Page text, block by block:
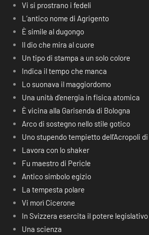
Vi si prostrano i fedeli
L’antico nome di Agrigento
È simile al dugongo
Il dio che mira al cuore
Un tipo di stampa a un solo colore
Indica il tempo che manca
Lo suonava il maggiordomo
Una unità d’energia in fisica atomica
È vicina alla Garisenda di Bologna
Arco di sostegno nello stile gotico
Uno stupendo tempietto dell’Acropoli
Lavora con lo shaker
Fu maestro di Pericle
Antico simbolo egizio
La tempesta polare
Vi morì Cicerone
In Svizzera esercita il potere legislativo
Una scienza